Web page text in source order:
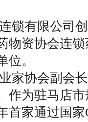
锁有限公司
物资协会连
。
家协会副会
作为驻马店
首家通过国家